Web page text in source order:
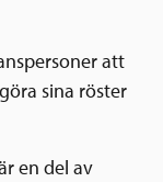
att
sina röster
en del av